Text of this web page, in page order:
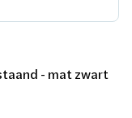
- mat zwart